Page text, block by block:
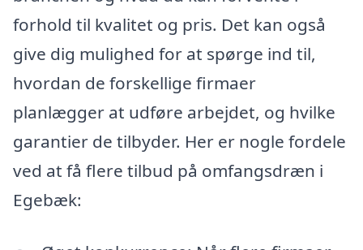
forhold til kvalitet og pris. Det kan også
give dig mulighed for at spørge ind til,
hvordan de forskellige firmaer
planlægger at udføre arbejdet, og hvilke
garantier de tilbyder. Her er nogle fordele
ved at få flere tilbud på omfangsdræn i
Egebæk: